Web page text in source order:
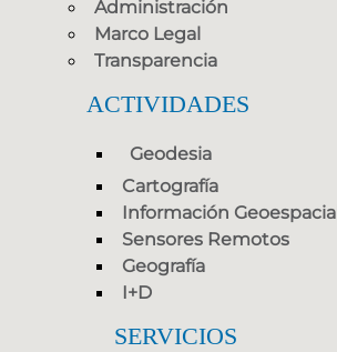
Administración
Marco Legal
Transparencia
ACTIVIDADES
Geodesia
Cartografía
Información Geoespacial
Sensores Remotos
Geografía
I+D
SERVICIOS